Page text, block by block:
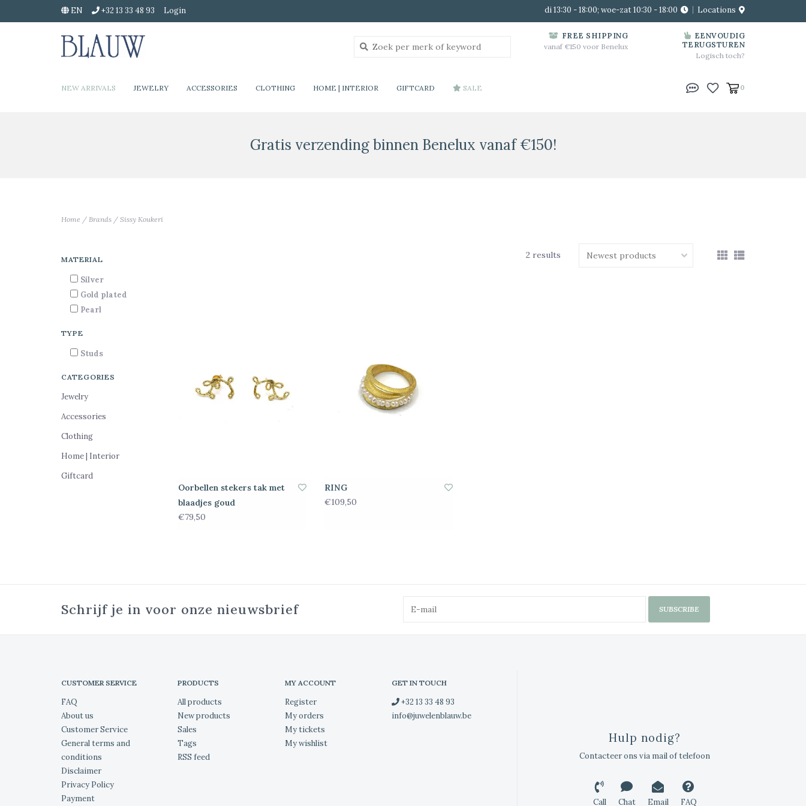
EN +32 13 33 48 93 Login di 13:30 - 18:00; woe-zat 10:30 - 18:00 Locations
FREE SHIPPING
vanaf €150 voor Benelux
EENVOUDIG
TERUGSTUREN
Logisch toch?
NEW ARRIVALS JEWELRY ACCESSORIES CLOTHING HOME | INTERIOR GIFTCARD SALE 0
Gratis verzending binnen Benelux vanaf €150!
Home / Brands / Sissy Koukeri
MATERIAL
Silver
Gold plated
Pearl
TYPE
Studs
CATEGORIES
Jewelry
Accessories
Clothing
Home | Interior
Giftcard
2 results
Oorbellen stekers tak met
blaadjes goud
€79,50
RING
€109,50
Schrijf je in voor onze nieuwsbrief SUBSCRIBE
CUSTOMER SERVICE
FAQ
About us
Customer Service
General terms and
conditions
Disclaimer
Privacy Policy
Payment
PRODUCTS
All products
New products
Sales
Tags
RSS feed
MY ACCOUNT
Register
My orders
My tickets
My wishlist
GET IN TOUCH
+32 13 33 48 93
info@juwelenblauw.be
Hulp nodig?
Contacteer ons via mail of telefoon
Call Chat Email FAQ